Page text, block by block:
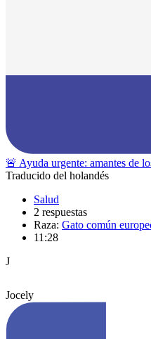
🚨 Ayuda urgente: amantes de
Traducido del holandés
Salud
2 respuestas
Raza: Gato común
11:28
J
Jocely